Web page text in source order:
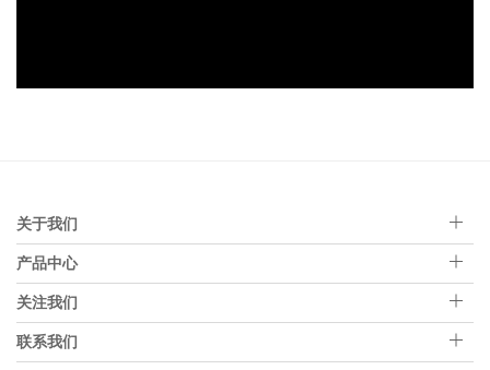
关于我们
产品中心
关注我们
联系我们